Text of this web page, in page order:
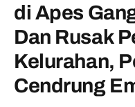
di Apes
Dan Rusak
Kelurahan,
Cendrung